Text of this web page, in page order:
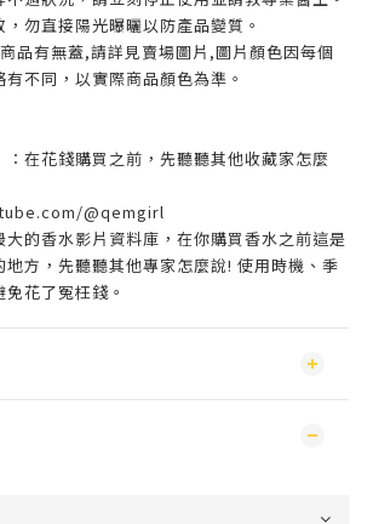
勿直接陽光曝曬以防產品變質。
品有無蓋,請詳見賣場圖片,圖片顏色因每個
不同，以實際商品顏色為準。
：在花錢購買之前，先聽聽其他收藏家怎麼
@qemgirl
大的香水影片資料庫，在你購買香水之前這是
地方，先聽聽其他專家怎麼說! 使用時機、季
花了冤枉錢。